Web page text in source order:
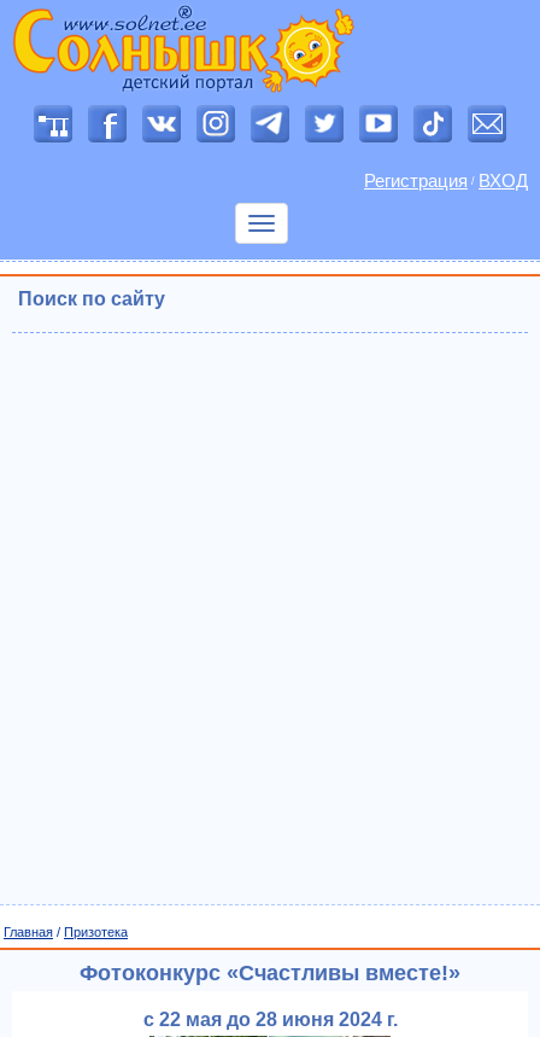
Регистрация / ВХОД
Показать
Поиск по сайту
Главная / Призотека
Фотоконкурс «Счастливы вместе!»
с 22 мая до 28 июня 2024 г.